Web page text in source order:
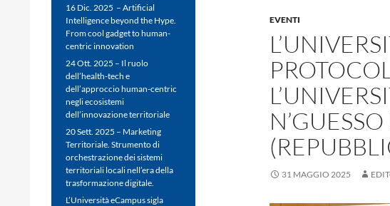
EVENTI
31 MAGGIO 2025
16 Dic. 2025 – Artificial
Intelligence beyond the Hype.
From cool gadget to human-
centric innovation
24 Ott. 2025 – Il ruolo
dell’health-tech e
dell’approccio human-centric
negli ecosistemi
dell’innovazione territoriale
20 Sett. 2025 – Marketing
Territoriale. Strumento di
orchestrazione dei sistemi
territoriali locali nell’era della
trasformazione digitale.
L’Università eCampus sigla